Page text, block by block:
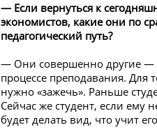
— Если вернуться к
экономистов, какие они по
педагогический путь?
— Они совершенно другие —
процессе преподавания. Для
нужно «зажечь». Раньше
Сейчас же студент, если ему
будет делать вид, что учит